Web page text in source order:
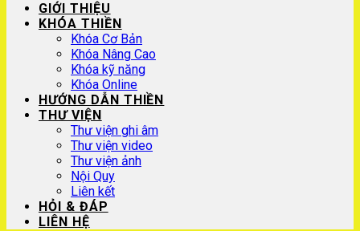
GIỚI THIỆU
KHÓA THIỀN
Khóa Cơ Bản
Khóa Nâng Cao
Khóa kỹ năng
Khóa Online
HƯỚNG DẪN THIỀN
THƯ VIỆN
Thư viện ghi âm
Thư viện video
Thư viện ảnh
Nội Quy
Liên kết
HỎI & ĐÁP
LIÊN HỆ